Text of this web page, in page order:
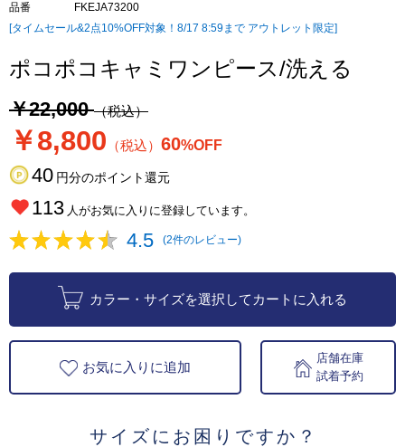
品番
FKEJA73200
[タイムセール&2点10%OFF対象！8/17 8:59まで アウトレット限定]
ポコポコキャミワンピース/洗える
￥22,000（税込）
￥8,800 （税込） 60%OFF
40 円分のポイント還元
113 人がお気に入りに登録しています。
4.5 (2件のレビュー)
カラー・サイズを選択してカートに入れる
お気に入りに追加
店舗在庫
試着予約
サイズにお困りですか？